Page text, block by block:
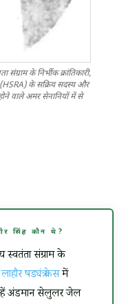
के निर्भीक क्रांतिकारी,
(HSRA) के सक्रिय सदस्य और
वाले अमर सेनानियों में से
सिंह कौन थे?
संग्राम के
लाहौर षड्यंत्र केसमें
अंडमान सेलुलर जेल